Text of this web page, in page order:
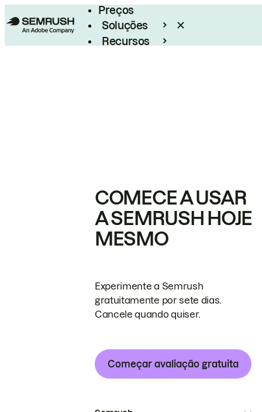
Preços
Soluções
Recursos
COMECE A USAR
A SEMRUSH HOJE
MESMO
Experimente a Semrush
gratuitamente por sete dias.
Cancele quando quiser.
Começar avaliação gratuita